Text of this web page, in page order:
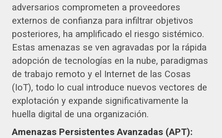
adversarios comprometen a proveedores
externos de confianza para infiltrar objetivos
posteriores, ha amplificado el riesgo sistémico.
Estas amenazas se ven agravadas por la rápida
adopción de tecnologías en la nube, paradigmas
de trabajo remoto y el Internet de las Cosas
(IoT), todo lo cual introduce nuevos vectores de
explotación y expande significativamente la
huella digital de una organización.
Amenazas Persistentes Avanzadas (APT):